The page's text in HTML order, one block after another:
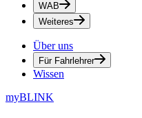
WAB
Weiteres
Über uns
Für Fahrlehrer
Wissen
myBLINK